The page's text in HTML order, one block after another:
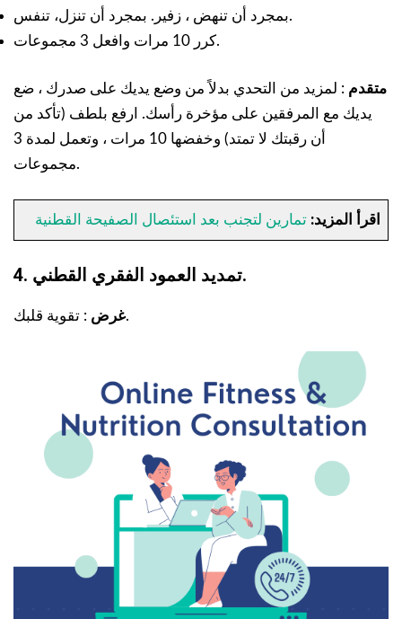
بمجرد أن تنهض ، زفير. بمجرد أن تنزل، تنفس.
كرر 10 مرات وافعل 3 مجموعات.
متقدم : لمزيد من التحدي بدلاً من وضع يديك على صدرك ، ضع
يديك مع المرفقين على مؤخرة رأسك. ارفع بلطف (تأكد من
أن رقبتك لا تمتد) وخفضها 10 مرات ، وتعمل لمدة 3
مجموعات.
اقرأ المزيد:تمارين لتجنب بعد استئصال الصفيحة القطنية
4. تمديد العمود الفقري القطني.
غرض: تقوية قلبك.